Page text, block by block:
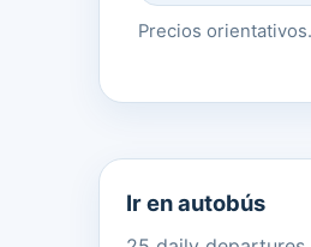
Precios
Ir en autobús